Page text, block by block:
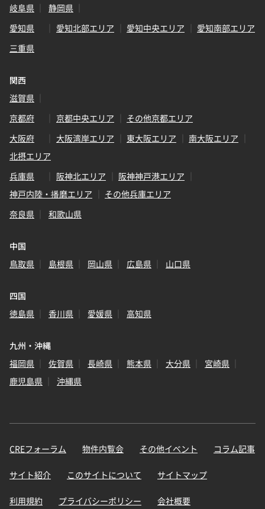
岐阜県
静岡県
愛知県
愛知北部エリア 愛知中央エリア
愛知南部エリア
三重県
関西
滋賀県
京都府
京都中央エリア
その他京都エリア
大阪府
大阪湾岸エリア 東大阪エリア
南大阪エリア
北摂エリア
兵庫県
阪神北エリア
阪神神戸港エリア
神戸内陸・播磨エリア
その他兵庫エリア
奈良県
和歌山県
中国
鳥取県
島根県 岡山県 広島県 山口県
四国
徳島県
香川県 愛媛県 高知県
九州・沖縄
福岡県
佐賀県 長崎県 熊本県 大分県
宮崎県
鹿児島県
沖縄県
CREフォーラム 物件内覧会 その他イベント コラム記事
サイト紹介 このサイトについて サイトマップ
利用規約 プライバシーポリシー 会社概要